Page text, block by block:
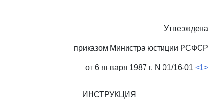
Утверждена
приказом Министра юстиции РСФСР
от 6 января 1987 г. N 01/16-01 <1>
ИНСТРУКЦИЯ